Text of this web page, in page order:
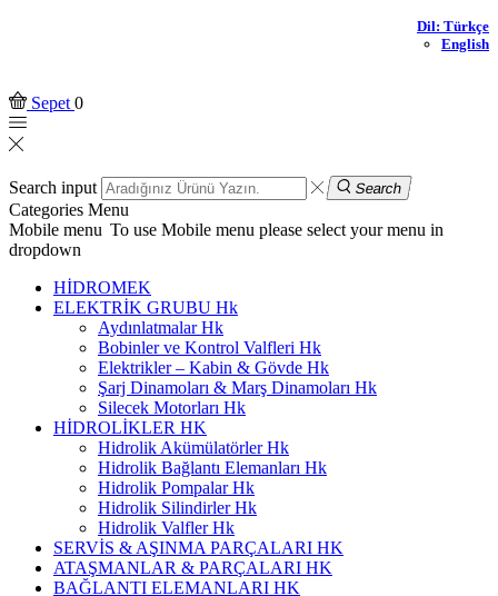
Dil: Türkçe
English
Sepet 0
Search input Search
Categories Menu
Mobile menu To use Mobile menu please select your menu in
dropdown
HİDROMEK
ELEKTRİK GRUBU Hk
Aydınlatmalar Hk
Bobinler ve Kontrol Valfleri Hk
Elektrikler – Kabin & Gövde Hk
Şarj Dinamoları & Marş Dinamoları Hk
Silecek Motorları Hk
HİDROLİKLER HK
Hidrolik Akümülatörler Hk
Hidrolik Bağlantı Elemanları Hk
Hidrolik Pompalar Hk
Hidrolik Silindirler Hk
Hidrolik Valfler Hk
SERVİS & AŞINMA PARÇALARI HK
ATAŞMANLAR & PARÇALARI HK
BAĞLANTI ELEMANLARI HK